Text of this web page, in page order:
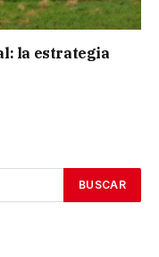
la estrategia